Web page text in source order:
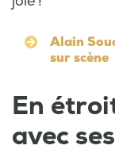
Alain
sur scène
En
avec